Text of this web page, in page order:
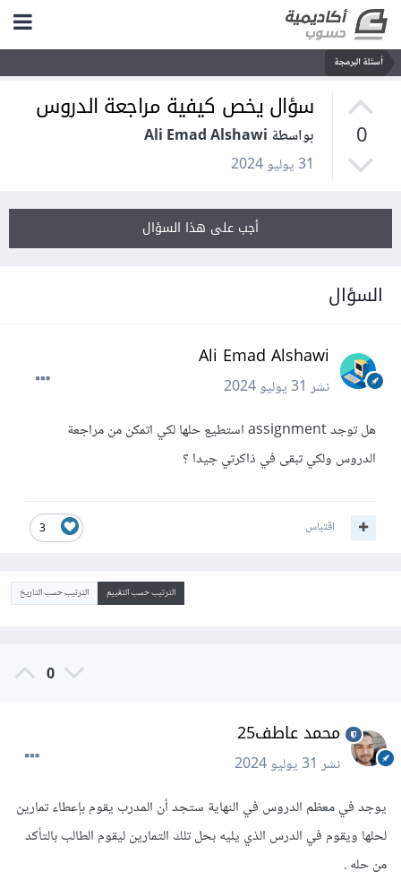
أسئلة البرمجة
0
سؤال يخص كيفية مراجعة الدروس
بواسطة Ali Emad Alshawi
31 يوليو 2024
أجب على هذا السؤال
السؤال
Ali Emad Alshawi
نشر31 يوليو 2024
هل توجد assignment استطيع حلها لكي اتمكن من مراجعة
الدروس ولكي تبقى في ذاكرتي جيدا ؟
3 اقتباس
الترتيب حسب التقييم الترتيب حسب التاريخ
0
محمد عاطف25
نشر31 يوليو 2024
يوجد في معظم الدروس في النهاية ستجد أن المدرب يقوم بإعطاء تمارين
لحلها ويقوم في الدرس الذي يليه بحل تلك التمارين ليقوم الطالب بالتأكد
من حله .